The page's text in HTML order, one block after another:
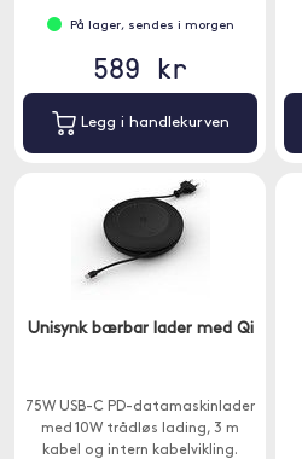
På lager, sendes i morgen
589 kr
Legg i handlekurven
Unisynk bærbar lader med Qi
75W USB-C PD-datamaskinlader
med 10W trådløs lading, 3 m
kabel og intern kabelvikling.